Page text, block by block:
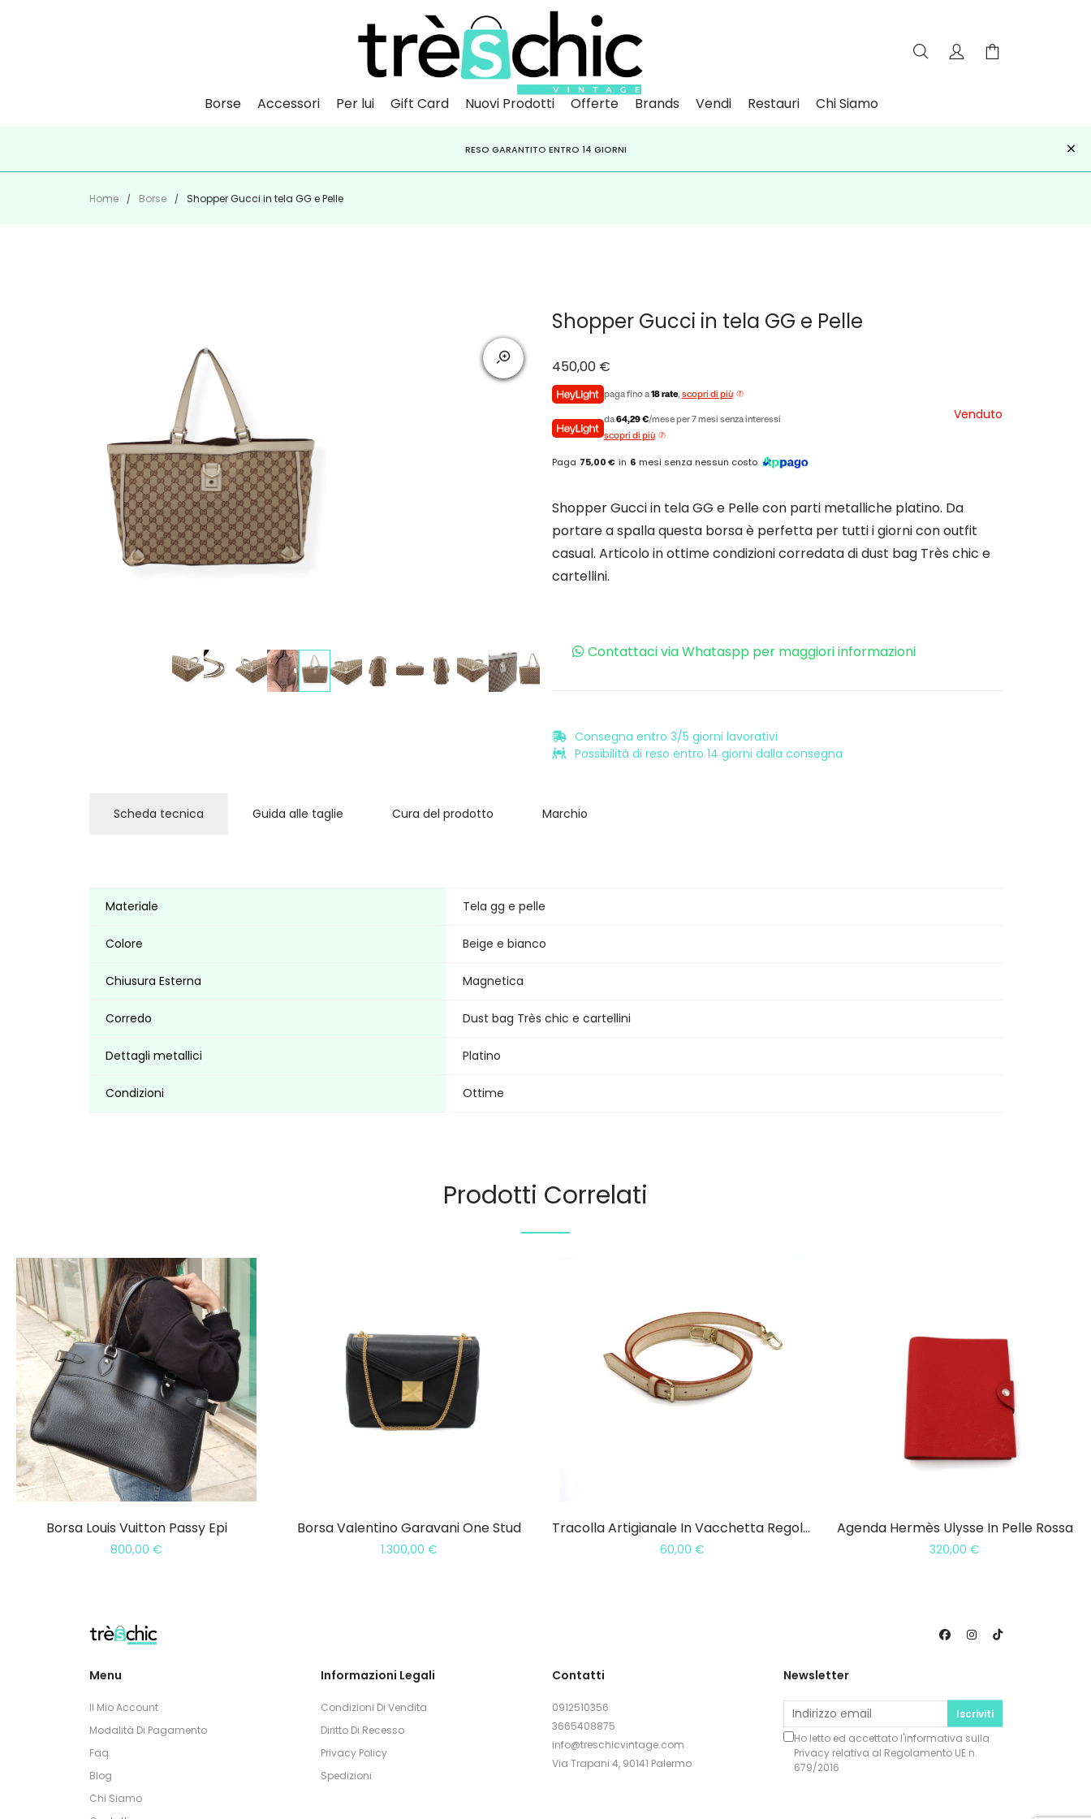
Borse Accessori Per lui Gift Card Nuovi Prodotti Offerte Brands Vendi Restauri Chi Siamo
PAGA A RATE CONKLARNA,HEYLIGHT,APPAGO
ISCRIVITI ALLA NEWSLETTER PER NON PERDERE SCONTI E OFFERTE IMPERDIBILI!
RESO GARANTITO ENTRO 14 GIORNI ×
Home Borse Shopper Gucci in tela GG e Pelle
Shopper Gucci in tela GG e Pelle
450,00 €
paga fino a18 rate, scopri di più
da64,29 €/mese per 7 mesi senza interessi
scopri di più
Paga 75,00 € in 6 mesi senza nessun costo
Venduto
Shopper Gucci in tela GG e Pelle con parti metalliche platino. Da
portare a spalla questa borsa è perfetta per tutti i giorni con outfit
casual. Articolo in ottime condizioni corredata di dust bag Très chic e
cartellini.
Contattaci via Whataspp per maggiori informazioni
Consegna entro 3/5 giorni lavorativi
Possibilità di reso entro 14 giorni dalla consegna
Scheda tecnica Guida alle taglie Cura del prodotto Marchio
Materiale Tela gg e pelle
Colore Beige e bianco
Chiusura Esterna Magnetica
Corredo Dust bag Très chic e cartellini
Dettagli metallici Platino
Condizioni Ottime
Prodotti Correlati
Borsa Louis Vuitton Passy Epi
800,00 €
Borsa Valentino Garavani One Stud
1.300,00 €
Tracolla Artigianale In Vacchetta Regolabile 20MM
60,00 €
Agenda Hermès Ulysse In Pelle Rossa
320,00 €
Menu
Il Mio Account
Modalità Di Pagamento
Faq
Blog
Chi Siamo
Informazioni Legali
Condizioni Di Vendita
Diritto Di Recesso
Privacy Policy
Spedizioni
Contatti
0912510356
3665408875
info@treschicvintage.com
Via Trapani 4, 90141 Palermo
Newsletter
Iscriviti
Ho letto ed accettato l'informativa sulla
Privacyrelativa al Regolamento UE n.
679/2016